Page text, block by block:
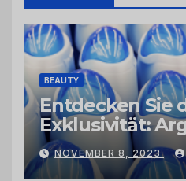
BEAUTY
Entdecken Sie
Exklusivität:
NOVEMBER 8, 2023